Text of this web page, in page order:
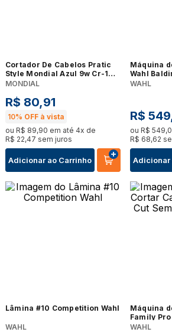
Cortador De Cabelos Pratic
Style Mondial Azul 9w Cr-10-
bi Bivolt
MONDIAL
R$ 80,91
10% OFF à vista
ou R$ 89,90 em até 4x de
R$ 22,47 sem juros
Adicionar ao Carrinho
Máquina
Wahl
WAHL
R$ 549
ou R$ 549,
R$ 68,62
Adicionar
Lâmina #10 Competition Wahl
WAHL
Máquina
Family
Wahl
WAHL